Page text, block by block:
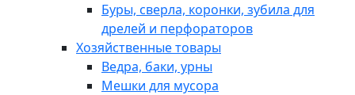
Буры, сверла, коронки, зубила для
дрелей и перфораторов
Хозяйственные товары
Ведра, баки, урны
Мешки для мусора